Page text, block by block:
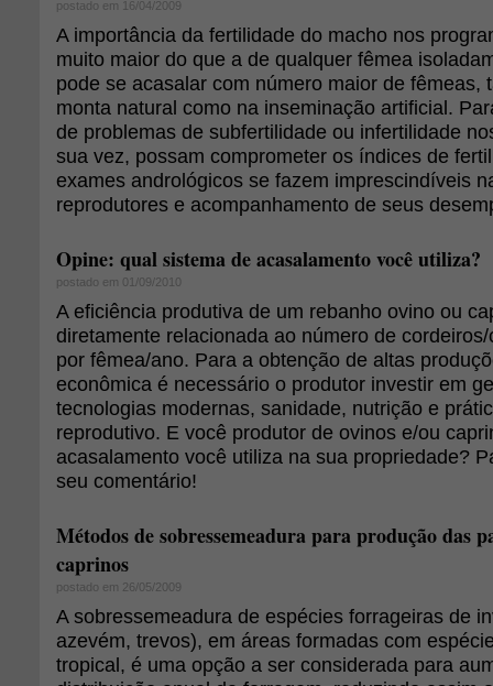
postado em 16/04/2009
A importância da fertilidade do macho nos
muito maior do que a de qualquer fêmea
pode se acasalar com número maior de fêmeas,
monta natural como na inseminação artificial.
de problemas de subfertilidade ou infertilidade
sua vez, possam comprometer os índices de
exames andrológicos se fazem imprescindíveis
reprodutores e acompanhamento de seus
Opine: qual sistema de acasalamento você utiliza?
postado em 01/09/2010
A eficiência produtiva de um rebanho ovino ou
diretamente relacionada ao número de
por fêmea/ano. Para a obtenção de altas
econômica é necessário o produtor investir em
tecnologias modernas, sanidade, nutrição e
reprodutivo. E você produtor de ovinos e/ou
acasalamento você utiliza na sua propriedade?
seu comentário!
Métodos de sobressemeadura para produção das
caprinos
postado em 26/05/2009
A sobressemeadura de espécies forrageiras de
azevém, trevos), em áreas formadas com
tropical, é uma opção a ser considerada para